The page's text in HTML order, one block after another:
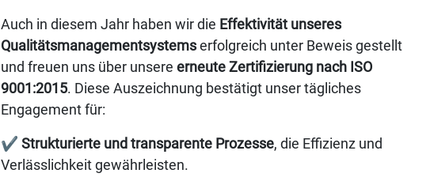
Auch in diesem Jahr haben wir die Effektivität unseres
Qualitätsmanagementsystemserfolgreich unter Beweis gestellt
und freuen uns über unsere erneute Zertifizierung nach ISO
9001:2015. Diese Auszeichnung bestätigt unser tägliches
Engagement für:
✔ Strukturierte und transparente Prozesse, die Effizienz und
Verlässlichkeit gewährleisten.